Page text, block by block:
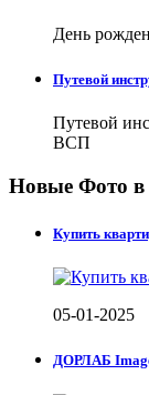
День
Путевой
Путевой
ВСП
Новые Фото в
Купить
05-01-2025
ДОРЛАБ